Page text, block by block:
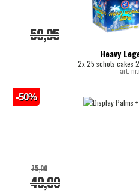
Heavy
2x 25 schots cakes 2
art.
59,95
40,00
75,00
-50%